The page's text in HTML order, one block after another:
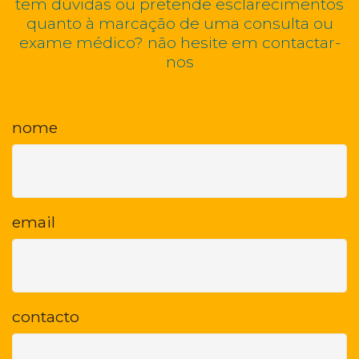
tem dúvidas ou pretende esclarecimentos
quanto à marcação de uma consulta ou
exame médico? não hesite em contactar-
nos
nome
email
contacto